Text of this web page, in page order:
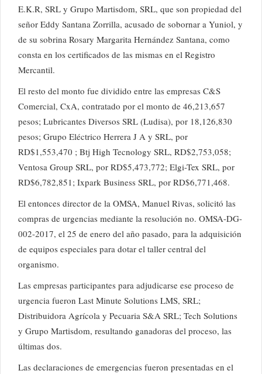
E.K.R, SRL y Grupo Martisdom, SRL, que son propiedad del
señor Eddy Santana Zorrilla, acusado de sobornar a Yuniol, y
de su sobrina Rosary Margarita Hernández Santana, como
consta en los certificados de las mismas en el Registro
Mercantil.
El resto del monto fue dividido entre las empresas C&S
Comercial, CxA, contratado por el monto de 46,213,657
pesos; Lubricantes Diversos SRL (Ludisa), por 18,126,830
pesos; Grupo Eléctrico Herrera J A y SRL, por
RD$1,553,470 ; Btj High Tecnology SRL, RD$2,753,058;
Ventosa Group SRL, por RD$5,473,772; Elgi-Tex SRL, por
RD$6,782,851; Ixpark Business SRL, por RD$6,771,468.
El entonces director de la OMSA, Manuel Rivas, solicitó las
compras de urgencias mediante la resolución no. OMSA-DG-
002-2017, el 25 de enero del año pasado, para la adquisición
de equipos especiales para dotar el taller central del
organismo.
Las empresas participantes para adjudicarse ese proceso de
urgencia fueron Last Minute Solutions LMS, SRL;
Distribuidora Agrícola y Pecuaria S&A SRL; Tech Solutions
y Grupo Martisdom, resultando ganadoras del proceso, las
últimas dos.
Las declaraciones de emergencias fueron presentadas en el